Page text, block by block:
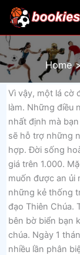
Skip
content
Home
Vì vậy, một lá cờ
làm. Những điều
nhất định mà
sẽ hỗ trợ những
hợp. Đời sống
giá trên 1.000.
muốn được an ủi
những kẻ thống
đạo Thiên Chúa.
bên bờ biển bạn
chúa. Ngày 1
nhiều lần phân